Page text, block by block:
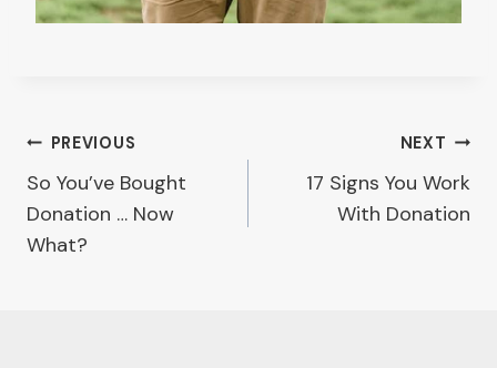
Post
navigation
PREVIOUS
So You’ve Bought
Donation … Now
What?
NEXT
17 Signs You Work
With Donation